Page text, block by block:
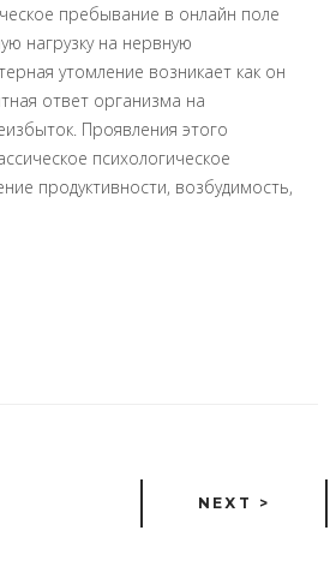
пребывание в онлайн поле
нагрузку на нервную
утомление возникает как он
ответ организма на
Проявления этого
психологическое
продуктивности, возбудимость,
NEXT >